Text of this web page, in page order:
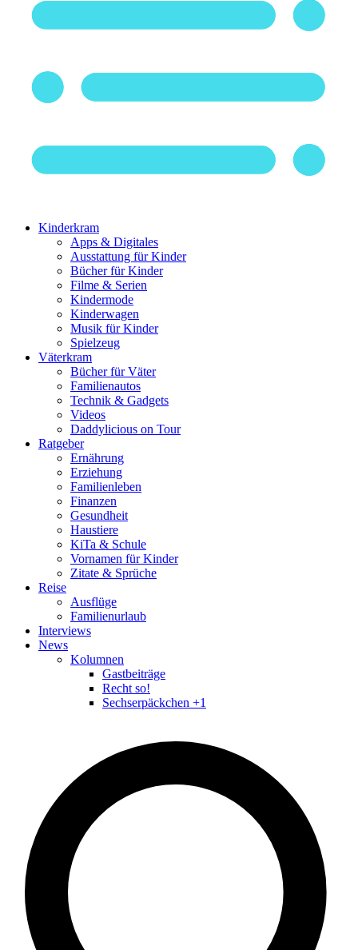
Kinderkram
Apps & Digitales
Ausstattung für Kinder
Bücher für Kinder
Filme & Serien
Kindermode
Kinderwagen
Musik für Kinder
Spielzeug
Väterkram
Bücher für Väter
Familienautos
Technik & Gadgets
Videos
Daddylicious on Tour
Ratgeber
Ernährung
Erziehung
Familienleben
Finanzen
Gesundheit
Haustiere
KiTa & Schule
Vornamen für Kinder
Zitate & Sprüche
Reise
Ausflüge
Familienurlaub
Interviews
News
Kolumnen
Gastbeiträge
Recht so!
Sechserpäckchen +1